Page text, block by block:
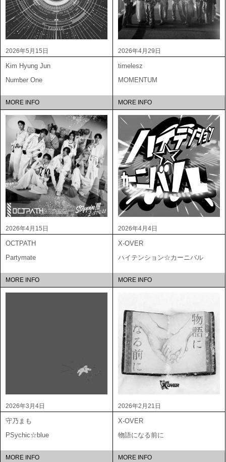
2026年5月15日
Kim Hyung Jun
Number One
MORE INFO
2026年4月29日
timelesz
MOMENTUM
MORE INFO
2026年4月15日
OCTPATH
Partymate
MORE INFO
2026年4月4日
X-OVER
ハイテンション☆カーニバル
MORE INFO
2026年3月4日
守乃まも
PSychic☆blue
MORE INFO
2026年2月21日
X-OVER
物語になる前に
MORE INFO